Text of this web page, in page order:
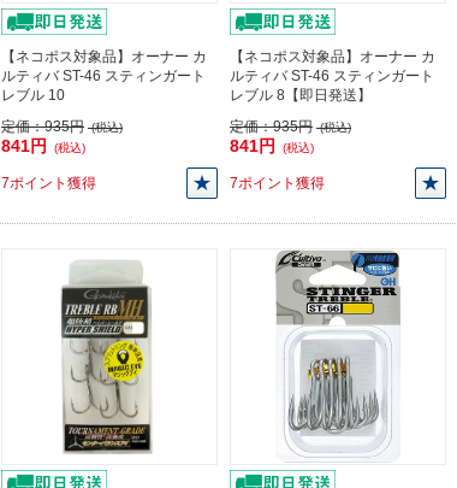
【ネコポス対象品】オーナー カ
ルティバ ST-46 スティンガート
レブル 10
定価：935円 (税込)
841円 (税込)
7ポイント獲得
【ネコポス対象品】オーナー カ
ルティバ ST-46 スティンガート
レブル 8【即日発送】
定価：935円 (税込)
841円 (税込)
7ポイント獲得